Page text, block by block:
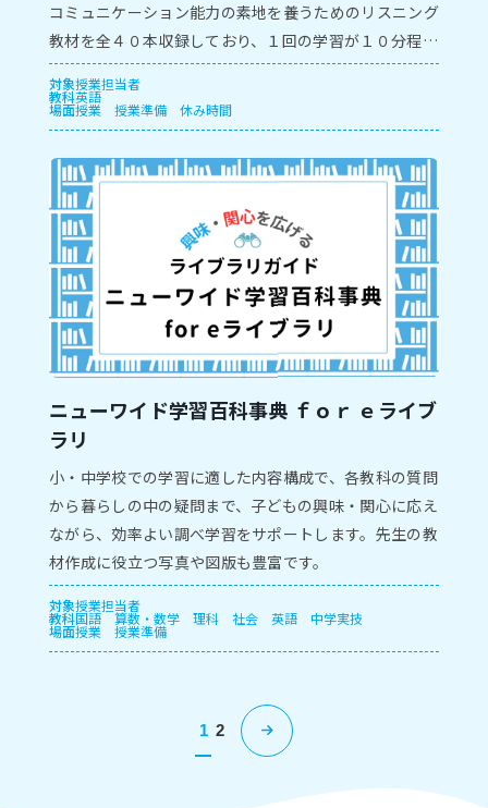
コミュニケーション能力の素地を養うためのリスニング
教材を全４０本収録しており、１回の学習が１０分程度
となるように構成しています。
対象授業担当者
教科英語
場面授業 授業準備 休み時間
ニューワイド学習百科事典 ｆｏｒ ｅライブ
ラリ
小・中学校での学習に適した内容構成で、各教科の質問
から暮らしの中の疑問まで、子どもの興味・関心に応え
ながら、効率よい調べ学習をサポートします。先生の教
材作成に役立つ写真や図版も豊富です。
対象授業担当者
教科国語 算数・数学 理科 社会 英語 中学実技
場面授業 授業準備
1 2